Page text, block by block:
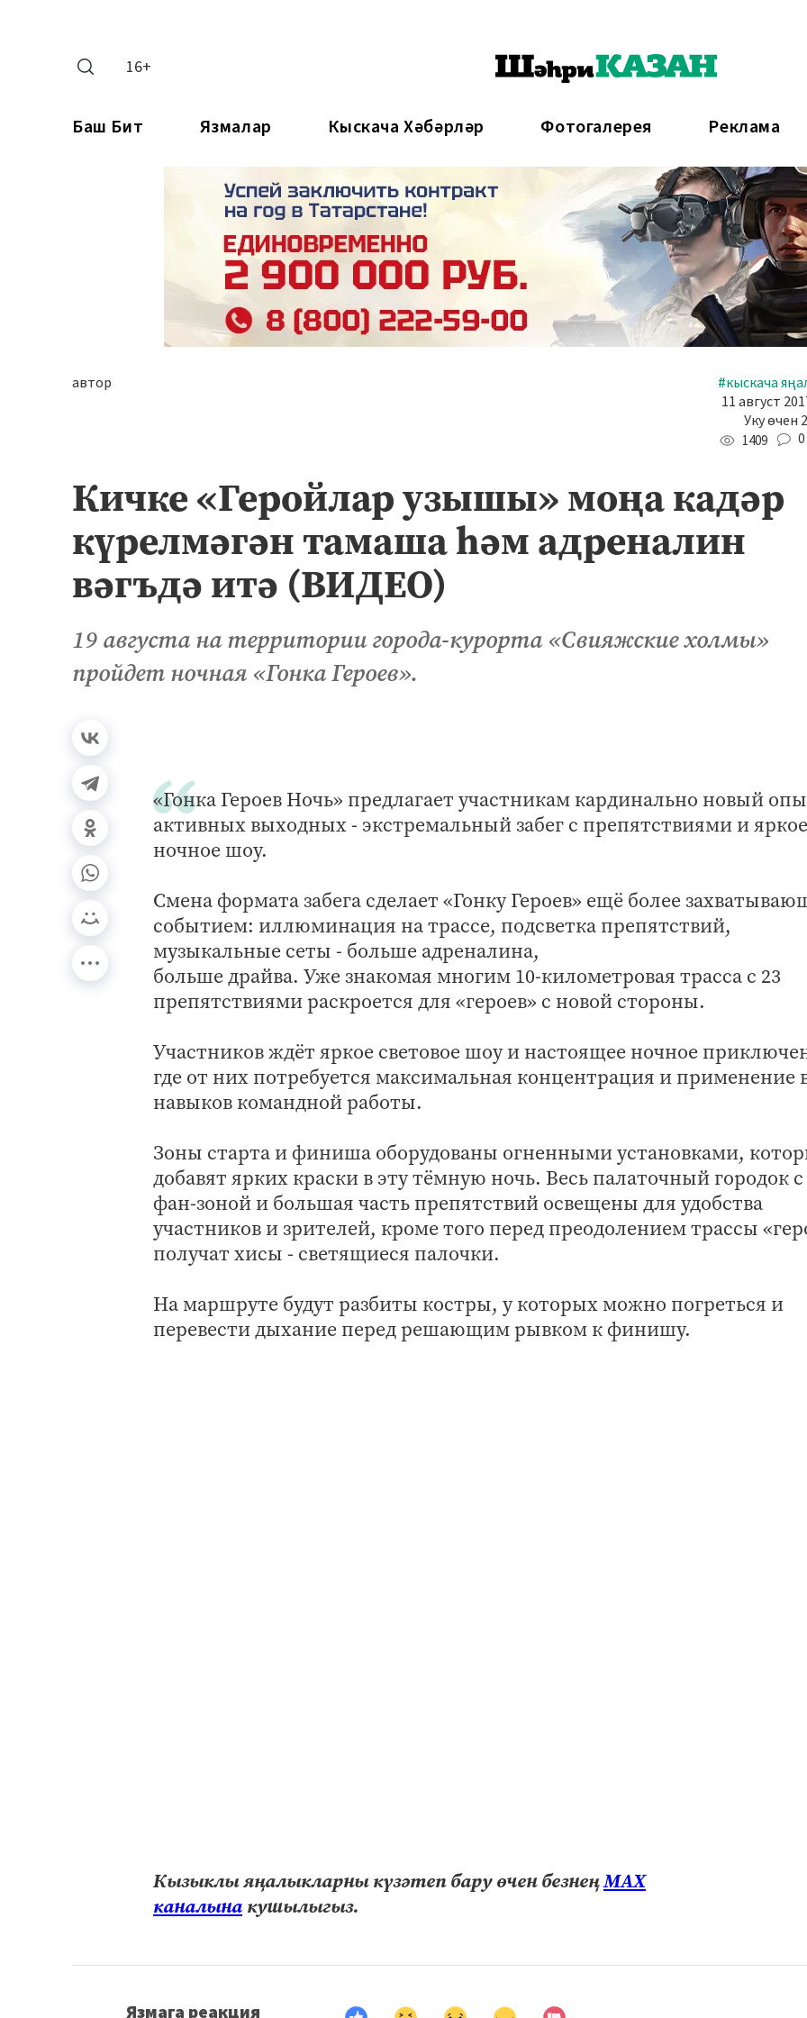
16+
Баш Бит Язмалар Кыскача Хәбәрләр Фотогалерея Реклама
автор
#кыскача
11 август
Уку өчен
1409 0
Кичке «Геройлар узышы» моңа кадәр
күрелмәгән тамаша һәм адреналин
вәгъдә итә (ВИДЕО)
19 августа на территории города-курорта «Свияжские холмы»
пройдет ночная «Гонка Героев».
«Гонка Героев Ночь» предлагает участникам кардинально новый
активных выходных - экстремальный забег с препятствиями и яркое
ночное шоу.
Смена формата забега сделает «Гонку Героев» ещё более
событием: иллюминация на трассе, подсветка препятствий,
музыкальные сеты - больше адреналина,
больше драйва. Уже знакомая многим 10-километровая трасса с 23
препятствиями раскроется для «героев» с новой стороны.
Участников ждёт яркое световое шоу и настоящее ночное
где от них потребуется максимальная концентрация и применение
навыков командной работы.
Зоны старта и финиша оборудованы огненными установками,
добавят ярких краски в эту тёмную ночь. Весь палаточный городок с
фан-зоной и большая часть препятствий освещены для удобства
участников и зрителей, кроме того перед преодолением трассы
получат хисы - светящиеся палочки.
На маршруте будут разбиты костры, у которых можно погреться и
перевести дыхание перед решающим рывком к финишу.
Кызыклы яңалыкларны күзәтеп бару өчен безнеңМАХ
каналына кушылыгыз.
Язмага реакция